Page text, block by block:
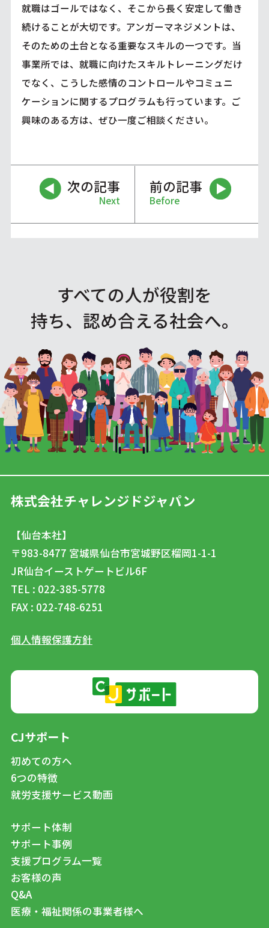
就職はゴールではなく、そこから長く安定して働き
続けることが大切です。アンガーマネジメントは、
そのための土台となる重要なスキルの一つです。当
事業所では、就職に向けたスキルトレーニングだけ
でなく、こうした感情のコントロールやコミュニ
ケーションに関するプログラムも行っています。ご
興味のある方は、ぜひ一度ご相談ください。
次の記事
Next
前の記事
Before
すべての人が役割を
持ち、認め合える社会へ。
株式会社チャレンジドジャパン
【仙台本社】
〒983-8477 宮城県仙台市宮城野区榴岡1-1-1
JR仙台イーストゲートビル6F
TEL : 022-385-5778
FAX : 022-748-6251
個人情報保護方針
CJサポート
初めての方へ
6つの特徴
就労支援サービス動画
サポート体制
サポート事例
支援プログラム一覧
お客様の声
Q&A
医療・福祉関係の事業者様へ